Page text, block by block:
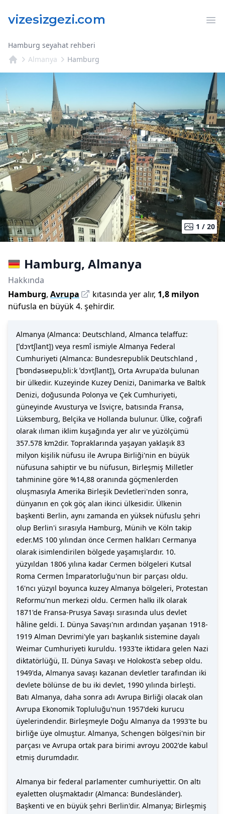
Hamburg seyahat rehberi
Almanya
Hamburg
1 / 20
Hamburg, Almanya
Hakkında
Hamburg, Avrupa kıtasında yer alır, 1,8 milyon
nüfusla en büyük 4. şehirdir.
Almanya (Almanca: Deutschland, Almanca telaffuz:
[ˈdɔʏtʃlant]) veya resmî ismiyle Almanya Federal
Cumhuriyeti (Almanca: Bundesrepublik Deutschland ,
[ˈbʊndəsʁepuˌbliːk ˈdɔʏtʃlant]), Orta Avrupa'da bulunan
bir ülkedir. Kuzeyinde Kuzey Denizi, Danimarka ve Baltık
Denizi, doğusunda Polonya ve Çek Cumhuriyeti,
güneyinde Avusturya ve İsviçre, batısında Fransa,
Lüksemburg, Belçika ve Hollanda bulunur. Ülke, coğrafi
olarak ılıman iklim kuşağında yer alır ve yüzölçümü
357.578 km2dir. Topraklarında yaşayan yaklaşık 83
milyon kişilik nüfusu ile Avrupa Birliği'nin en büyük
nüfusuna sahiptir ve bu nüfusun, Birleşmiş Milletler
tahminine göre %14,88 oranında göçmenlerden
oluşmasıyla Amerika Birleşik Devletleri'nden sonra,
dünyanın en çok göç alan ikinci ülkesidir. Ülkenin
başkenti Berlin, aynı zamanda en yüksek nüfuslu şehri
olup Berlin'i sırasıyla Hamburg, Münih ve Köln takip
eder.MS 100 yılından önce Cermen halkları Cermanya
olarak isimlendirilen bölgede yaşamışlardır. 10.
yüzyıldan 1806 yılına kadar Cermen bölgeleri Kutsal
Roma Cermen İmparatorluğu'nun bir parçası oldu.
16'ncı yüzyıl boyunca kuzey Almanya bölgeleri, Protestan
Reformu'nun merkezi oldu. Cermen halkı ilk olarak
1871'de Fransa-Prusya Savaşı sırasında ulus devlet
hâline geldi. I. Dünya Savaşı'nın ardından yaşanan 1918-
1919 Alman Devrimi'yle yarı başkanlık sistemine dayalı
Weimar Cumhuriyeti kuruldu. 1933'te iktidara gelen Nazi
diktatörlüğü, II. Dünya Savaşı ve Holokost'a sebep oldu.
1949'da, Almanya savaşı kazanan devletler tarafından iki
devlete bölünse de bu iki devlet, 1990 yılında birleşti.
Batı Almanya, daha sonra adı Avrupa Birliği olacak olan
Avrupa Ekonomik Topluluğu'nun 1957'deki kurucu
üyelerindendir. Birleşmeyle Doğu Almanya da 1993'te bu
birliğe üye olmuştur. Almanya, Schengen bölgesi'nin bir
parçası ve Avrupa ortak para birimi avroyu 2002'de kabul
etmiş durumdadır.
Almanya bir federal parlamenter cumhuriyettir. On altı
eyaletten oluşmaktadır (Almanca: Bundesländer).
Başkenti ve en büyük şehri Berlin'dir. Almanya; Birleşmiş